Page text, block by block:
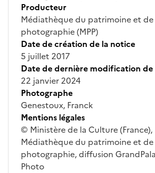
Producteur
Médiathèque du patrimoine et de
photographie (MPP)
Date de création de la notice
5 juillet 2017
Date de dernière modification
22 janvier 2024
Photographe
Genestoux, Franck
Mentions légales
© Ministère de la Culture (France),
Médiathèque du patrimoine et de
photographie, diffusion
Photo